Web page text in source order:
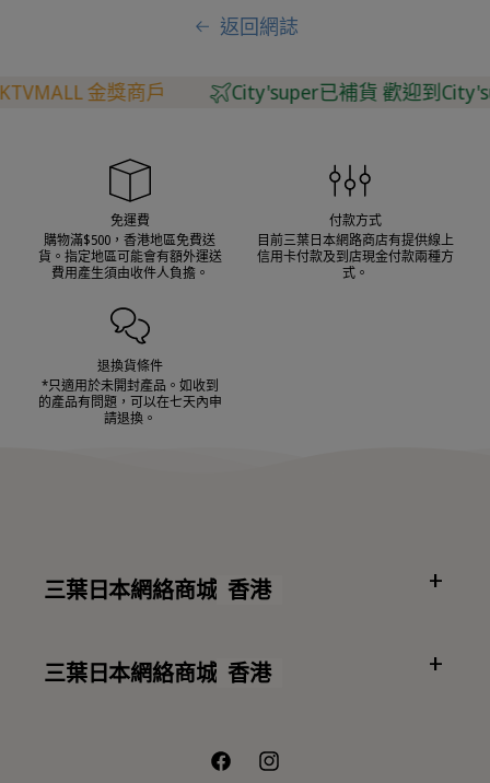
返回網誌
戶 City'super已補貨 歡迎到City'super選購
免運費
購物滿$500，香港地區免費送
貨。指定地區可能會有額外運送
費用產生須由收件人負擔。
付款方式
目前三葉日本網路商店有提供線上
信用卡付款及到店現金付款兩種方
式。
退換貨條件
*只適用於未開封產品。如收到
的產品有問題，可以在七天內申
請退換。
三葉日本網絡商城 香港
三葉日本網絡商城 香港
FacebookInstagram